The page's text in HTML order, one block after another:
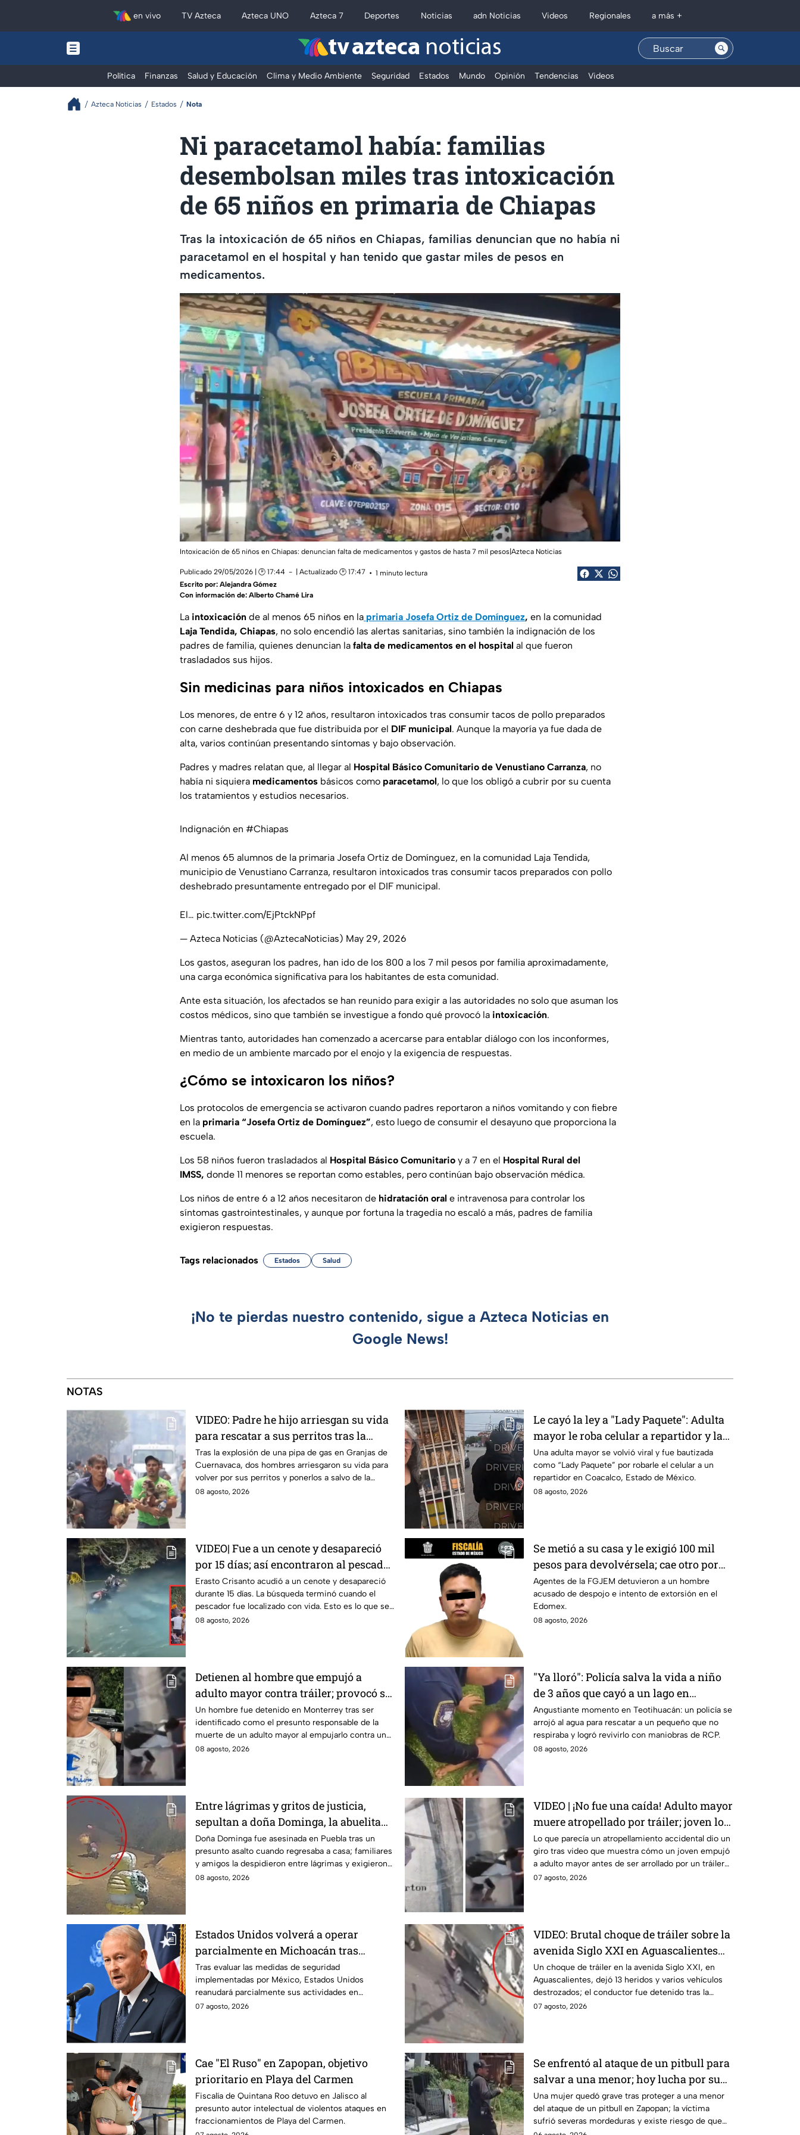
en vivo TV Azteca Azteca UNO Azteca 7 Deportes Noticias adn Noticias Videos Regionales a más +
tv azteca noticias
Política Finanzas Salud y Educación Clima y Medio Ambiente Seguridad Estados Mundo Opinión Tendencias Videos
Azteca Noticias Estados Nota
Ni paracetamol había: familias
desembolsan miles tras intoxicación
de 65 niños en primaria de Chiapas
Tras la intoxicación de 65 niños en Chiapas, familias denuncian que no había ni
paracetamol en el hospital y han tenido que gastar miles de pesos en
medicamentos.
Intoxicación de 65 niños en Chiapas: denuncian falta de medicamentos y gastos de hasta 7 mil pesos|Azteca Noticias
Publicado 29/05/2026 | 🕑 17:44 | Actualizado 🕑 17:47
1 minuto lectura
Escrito por: Alejandra Gómez
Con información de: Alberto Chamé Lira
La intoxicación de al menos 65 niños en la primaria Josefa Ortiz de Domínguez, en la comunidad
Laja Tendida, Chiapas, no solo encendió las alertas sanitarias, sino también la indignación de los
padres de familia, quienes denuncian la falta de medicamentos en el hospital al que fueron
trasladados sus hijos.
Sin medicinas para niños intoxicados en Chiapas
Los menores, de entre 6 y 12 años, resultaron intoxicados tras consumir tacos de pollo preparados
con carne deshebrada que fue distribuida por el DIF municipal. Aunque la mayoría ya fue dada de
alta, varios continúan presentando síntomas y bajo observación.
Padres y madres relatan que, al llegar al Hospital Básico Comunitario de Venustiano Carranza, no
había ni siquiera medicamentos básicos como paracetamol, lo que los obligó a cubrir por su cuenta
los tratamientos y estudios necesarios.
Indignación en #Chiapas
Al menos 65 alumnos de la primaria Josefa Ortiz de Domínguez, en la comunidad Laja Tendida,
municipio de Venustiano Carranza, resultaron intoxicados tras consumir tacos preparados con pollo
deshebrado presuntamente entregado por el DIF municipal.
El… pic.twitter.com/EjPtckNPpf
— Azteca Noticias (@AztecaNoticias) May 29, 2026
Los gastos, aseguran los padres, han ido de los 800 a los 7 mil pesos por familia aproximadamente,
una carga económica significativa para los habitantes de esta comunidad.
Ante esta situación, los afectados se han reunido para exigir a las autoridades no solo que asuman los
costos médicos, sino que también se investigue a fondo qué provocó la intoxicación.
Mientras tanto, autoridades han comenzado a acercarse para entablar diálogo con los inconformes,
en medio de un ambiente marcado por el enojo y la exigencia de respuestas.
¿Cómo se intoxicaron los niños?
Los protocolos de emergencia se activaron cuando padres reportaron a niños vomitando y con fiebre
en la primaria “Josefa Ortiz de Domínguez”, esto luego de consumir el desayuno que proporciona la
escuela.
Los 58 niños fueron trasladados al Hospital Básico Comunitario y a 7 en el Hospital Rural del
IMSS, donde 11 menores se reportan como estables, pero continúan bajo observación médica.
Los niños de entre 6 a 12 años necesitaron de hidratación oral e intravenosa para controlar los
síntomas gastrointestinales, y aunque por fortuna la tragedia no escaló a más, padres de familia
exigieron respuestas.
Tags relacionados Estados Salud
¡No te pierdas nuestro contenido, sigue a Azteca Noticias en
Google News!
NOTAS
VIDEO: Padre he hijo arriesgan su vida
para rescatar a sus perritos tras la
explosión de pipa de gas en
Cuernavaca
Tras la explosión de una pipa de gas en Granjas de
Cuernavaca, dos hombres arriesgaron su vida para
volver por sus perritos y ponerlos a salvo de la
tragedia.
08 agosto, 2026
Le cayó la ley a "Lady Paquete": Adulta
mayor le roba celular a repartidor y la
policía va por ella a su casa
Una adulta mayor se volvió viral y fue bautizada
como “Lady Paquete” por robarle el celular a un
repartidor en Coacalco, Estado de México.
08 agosto, 2026
VIDEO| Fue a un cenote y desapareció
por 15 días; así encontraron al pescador
Erasto Crisanto
Erasto Crisanto acudió a un cenote y desapareció
durante 15 días. La búsqueda terminó cuando el
pescador fue localizado con vida. Esto es lo que se
sabe.
08 agosto, 2026
Se metió a su casa y le exigió 100 mil
pesos para devolvérsela; cae otro por
despojo en Edomex
Agentes de la FGJEM detuvieron a un hombre
acusado de despojo e intento de extorsión en el
Edomex.
08 agosto, 2026
Detienen al hombre que empujó a
adulto mayor contra tráiler; provocó su
muerte en Monterrey
Un hombre fue detenido en Monterrey tras ser
identificado como el presunto responsable de la
muerte de un adulto mayor al empujarlo contra un
tráiler.
08 agosto, 2026
"Ya lloró": Policía salva la vida a niño
de 3 años que cayó a un lago en
Teotihuacán; aplicó RCP (VIDEO)
Angustiante momento en Teotihuacán: un policía se
arrojó al agua para rescatar a un pequeño que no
respiraba y logró revivirlo con maniobras de RCP.
08 agosto, 2026
Entre lágrimas y gritos de justicia,
sepultan a doña Dominga, la abuelita
asesinada tras asalto en Amozoc,
Puebla
Doña Dominga fue asesinada en Puebla tras un
presunto asalto cuando regresaba a casa; familiares
y amigos la despidieron entre lágrimas y exigieron
justicia.
08 agosto, 2026
VIDEO | ¡No fue una caída! Adulto mayor
muere atropellado por tráiler; joven lo
empujó en Monterrey
Lo que parecía un atropellamiento accidental dio un
giro tras video que muestra cómo un joven empujó
a adulto mayor antes de ser arrollado por un tráiler
en Monterrey.
07 agosto, 2026
Estados Unidos volverá a operar
parcialmente en Michoacán tras
suspensión por motivos de seguridad
Tras evaluar las medidas de seguridad
implementadas por México, Estados Unidos
reanudará parcialmente sus actividades en
Michoacán a partir del 8 de agosto.
07 agosto, 2026
VIDEO: Brutal choque de tráiler sobre la
avenida Siglo XXI en Aguascalientes
deja varios heridos y destrozos
Un choque de tráiler en la avenida Siglo XXI, en
Aguascalientes, dejó 13 heridos y varios vehículos
destrozados; el conductor fue detenido tras la
carambola.
07 agosto, 2026
Cae "El Ruso" en Zapopan, objetivo
prioritario en Playa del Carmen
Fiscalía de Quintana Roo detuvo en Jalisco al
presunto autor intelectual de violentos ataques en
fraccionamientos de Playa del Carmen.
Se enfrentó al ataque de un pitbull para
salvar a una menor; hoy lucha por su
vida en Zapopan
Una mujer quedó grave tras proteger a una menor
del ataque de un pitbull en Zapopan; la víctima
sufrió severas mordeduras y existe riesgo de que